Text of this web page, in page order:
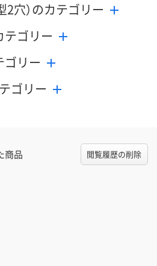
2穴）のカテゴリー
テゴリー
ゴリー
ゴリー
商品 閲覧履歴の削除